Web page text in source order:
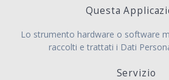
Questa
Lo strumento hardware o software
raccolti e trattati i Dati
Servizio